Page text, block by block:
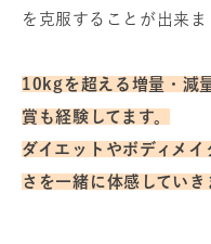
を克服することが出来ま
10kgを超える増量・減
賞も経験してます。
ダイエットやボディメ
さを一緒に体感していき